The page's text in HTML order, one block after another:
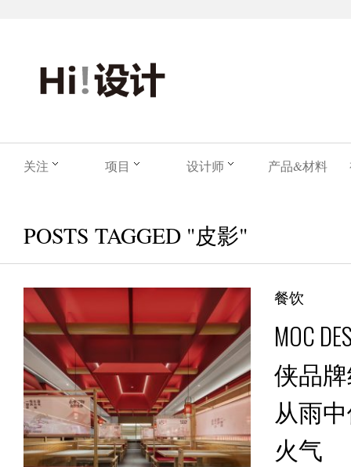
关注 项目 设计师 产品&材料
POSTS TAGGED "皮影"
餐饮
MOC
侠品
从雨
火气